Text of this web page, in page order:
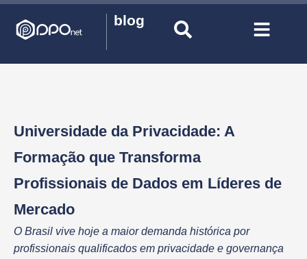
blog
Universidade da Privacidade: A
Formação que Transforma
Profissionais de Dados em Líderes de
Mercado
O Brasil vive hoje a maior demanda histórica por
profissionais qualificados em privacidade e governança